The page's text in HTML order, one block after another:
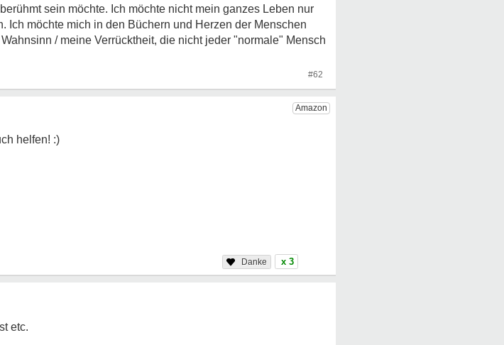
sein möchte. Ich möchte nicht mein ganzes Leben nur
Ich möchte mich in den Büchern und Herzen der Menschen
/ meine Verrücktheit, die nicht jeder "normale" Mensch
#62
x 3
etc.